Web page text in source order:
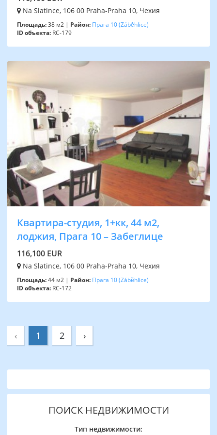
Na Slatince, 106 00 Praha-Praha 10, Чехия
Площадь:38 м2 | Район: Прага 10(Záběhlice)
ID объекта: RC-179
Квартира-студия, 1+кк, 44 м2,
лоджия, Прага 10 – Забеглице
116,100 EUR
Na Slatince, 106 00 Praha-Praha 10, Чехия
Площадь:44 м2 | Район: Прага 10(Záběhlice)
ID объекта: RC-172
‹ 1 2 ›
ПОИСК НЕДВИЖИМОСТИ
Тип недвижимости: